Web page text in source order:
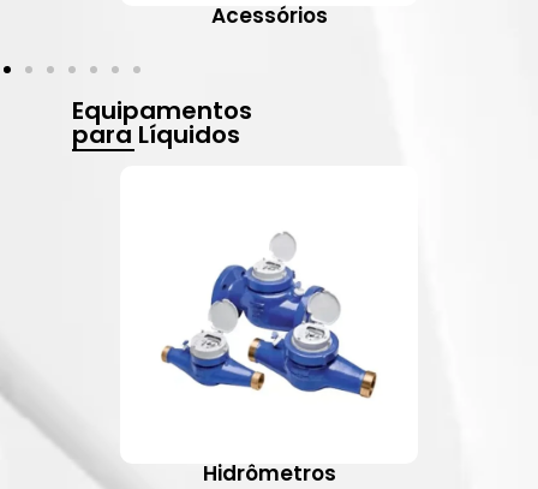
Acessórios
Equipamentos
para Líquidos
Hidrômetros